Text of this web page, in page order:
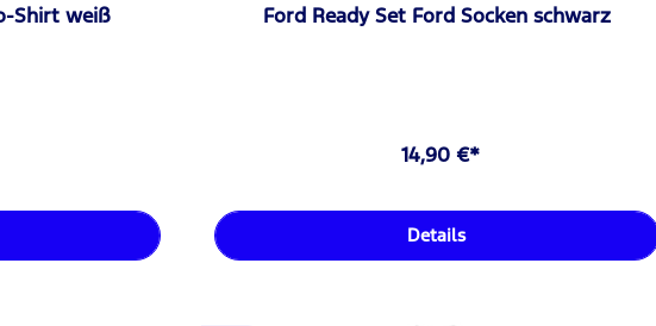
Shirt weiß Ford Ready Set Ford Socken schwarz
14,90 €*
Details